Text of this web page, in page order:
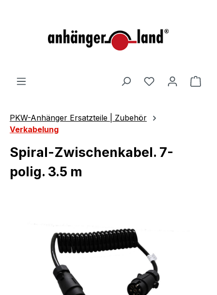
PKW-Anhänger Ersatzteile | Zubehör
Verkabelung
Spiral-Zwischenkabel. 7-
polig. 3.5 m